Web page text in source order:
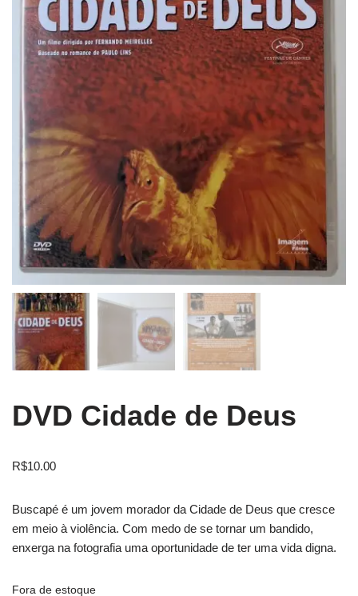
DVD Cidade de Deus
R$10.00
Buscapé é um jovem morador da Cidade de Deus que cresce
em meio à violência. Com medo de se tornar um bandido,
enxerga na fotografia uma oportunidade de ter uma vida digna.
Fora de estoque